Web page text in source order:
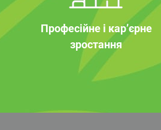
Професійне і кар’єрне
зростання